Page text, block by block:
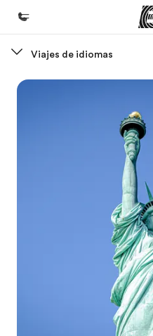
Bienvenido a EF
Viajes de idiomas